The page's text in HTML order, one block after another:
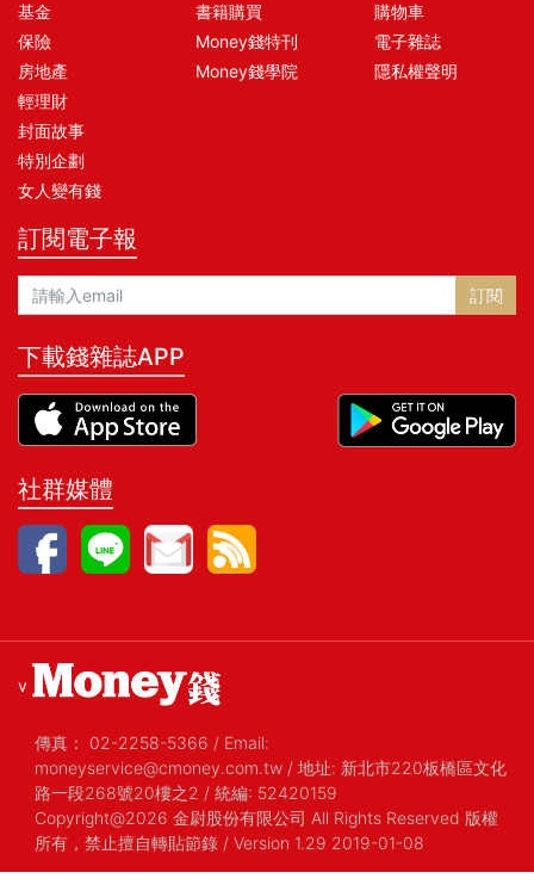
基金
保險
房地產
輕理財
封面故事
特別企劃
女人變有錢
書籍購買
Money錢特刊
Money錢學院
購物車
電子雜誌
隱私權聲明
訂閱電子報
訂閱
下載錢雜誌APP
社群媒體
v
傳真： 02-2258-5366 / Email:
moneyservice@cmoney.com.tw / 地址: 新北市220板橋區文化
路一段268號20樓之2 / 統編: 52420159
Copyright@2026 金尉股份有限公司 All Rights Reserved 版權
所有，禁止擅自轉貼節錄 / Version 1.29 2019-01-08